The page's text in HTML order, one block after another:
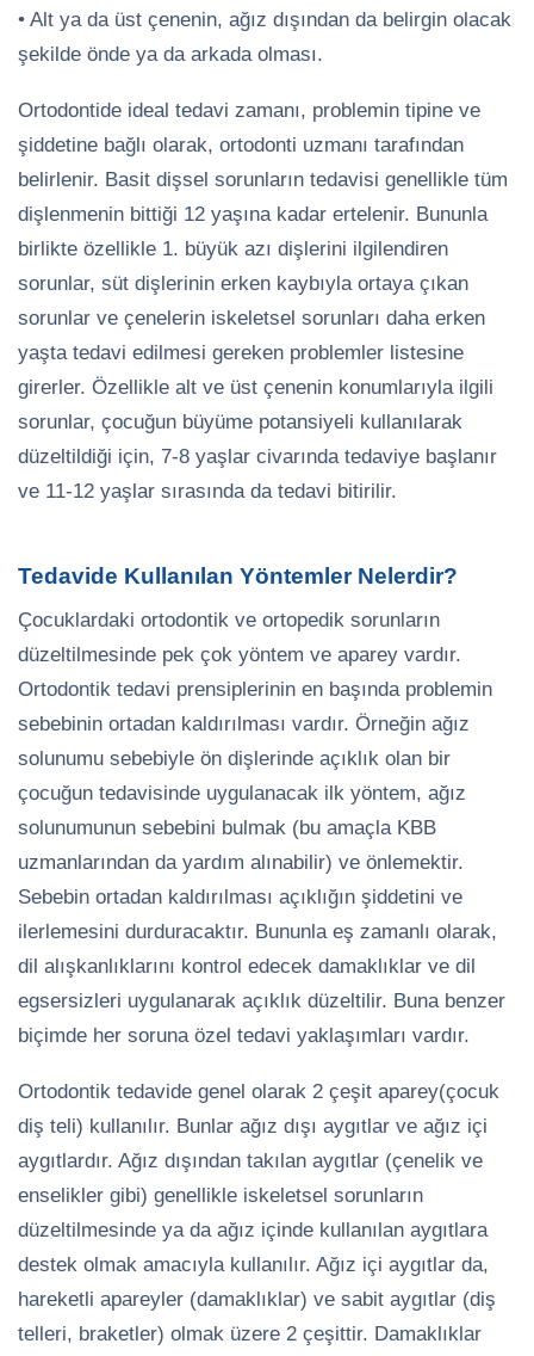
• Alt ya da üst çenenin, ağız dışından da belirgin olacak
şekilde önde ya da arkada olması.
Ortodontide ideal tedavi zamanı, problemin tipine ve
şiddetine bağlı olarak, ortodonti uzmanı tarafından
belirlenir. Basit dişsel sorunların tedavisi genellikle tüm
dişlenmenin bittiği 12 yaşına kadar ertelenir. Bununla
birlikte özellikle 1. büyük azı dişlerini ilgilendiren
sorunlar, süt dişlerinin erken kaybıyla ortaya çıkan
sorunlar ve çenelerin iskeletsel sorunları daha erken
yaşta tedavi edilmesi gereken problemler listesine
girerler. Özellikle alt ve üst çenenin konumlarıyla ilgili
sorunlar, çocuğun büyüme potansiyeli kullanılarak
düzeltildiği için, 7-8 yaşlar civarında tedaviye başlanır
ve 11-12 yaşlar sırasında da tedavi bitirilir.
Tedavide Kullanılan Yöntemler Nelerdir?
Çocuklardaki ortodontik ve ortopedik sorunların
düzeltilmesinde pek çok yöntem ve aparey vardır.
Ortodontik tedavi prensiplerinin en başında problemin
sebebinin ortadan kaldırılması vardır. Örneğin ağız
solunumu sebebiyle ön dişlerinde açıklık olan bir
çocuğun tedavisinde uygulanacak ilk yöntem, ağız
solunumunun sebebini bulmak (bu amaçla KBB
uzmanlarından da yardım alınabilir) ve önlemektir.
Sebebin ortadan kaldırılması açıklığın şiddetini ve
ilerlemesini durduracaktır. Bununla eş zamanlı olarak,
dil alışkanlıklarını kontrol edecek damaklıklar ve dil
egsersizleri uygulanarak açıklık düzeltilir. Buna benzer
biçimde her soruna özel tedavi yaklaşımları vardır.
Ortodontik tedavide genel olarak 2 çeşit aparey(çocuk
diş teli) kullanılır. Bunlar ağız dışı aygıtlar ve ağız içi
aygıtlardır. Ağız dışından takılan aygıtlar (çenelik ve
enselikler gibi) genellikle iskeletsel sorunların
düzeltilmesinde ya da ağız içinde kullanılan aygıtlara
destek olmak amacıyla kullanılır. Ağız içi aygıtlar da,
hareketli apareyler (damaklıklar) ve sabit aygıtlar (diş
telleri, braketler) olmak üzere 2 çeşittir. Damaklıklar